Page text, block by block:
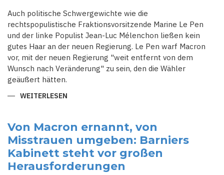
Auch politische Schwergewichte wie die
rechtspopulistische Fraktionsvorsitzende Marine Le Pen
und der linke Populist Jean-Luc Mélenchon ließen kein
gutes Haar an der neuen Regierung. Le Pen warf Macron
vor, mit der neuen Regierung "weit entfernt von dem
Wunsch nach Veränderung" zu sein, den die Wähler
geäußert hätten.
WEITERLESEN
UNTER
DRUCK:
POLITISCHE
SPANNUNGEN
UND
HERAUSFORDERUNGEN
Von Macron ernannt, von
Misstrauen umgeben: Barniers
Kabinett steht vor großen
Herausforderungen